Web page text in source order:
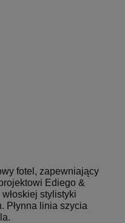
fotel, zapewniający
Ediego &
stylistyki
Płynna linia szycia